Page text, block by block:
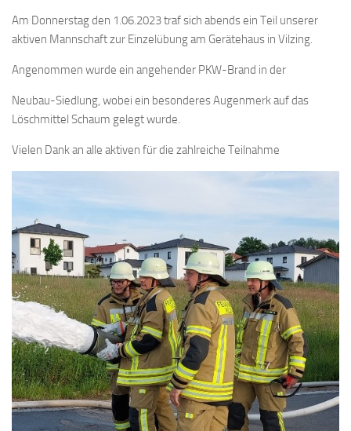
Am Donnerstag den 1.06.2023 traf sich abends ein Teil unserer
aktiven Mannschaft zur Einzelübung am Gerätehaus in Vilzing.
Angenommen wurde ein angehender PKW-Brand in der
Neubau-Siedlung, wobei ein besonderes Augenmerk auf das
Löschmittel Schaum gelegt wurde.
Vielen Dank an alle aktiven für die zahlreiche Teilnahme